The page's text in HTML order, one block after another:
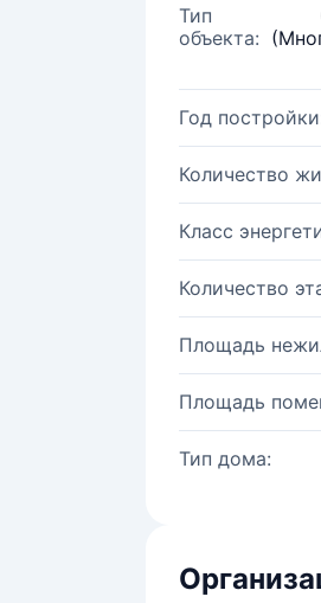
Тип
объекта:
Год
Количество
Класс
Количество
Площадь
Площадь
Тип дома: